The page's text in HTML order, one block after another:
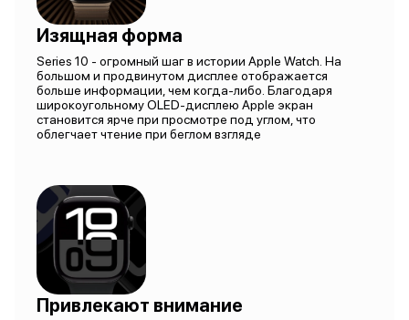
Изящная форма
Series 10 - огромный шаг в истории Apple Watch. На
большом и продвинутом дисплее отображается
больше информации, чем когда-либо. Благодаря
широкоугольному OLED-дисплею Apple экран
становится ярче при просмотре под углом, что
облегчает чтение при беглом взгляде
Привлекают внимание